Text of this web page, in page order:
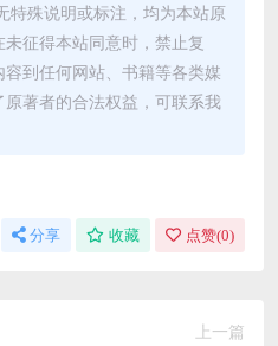
特殊说明或标注，均为本站原
征得本站同意时，禁止复
到任何网站、书籍等各类媒
著者的合法权益，可联系我
分享 收藏 点赞(0)
上一篇